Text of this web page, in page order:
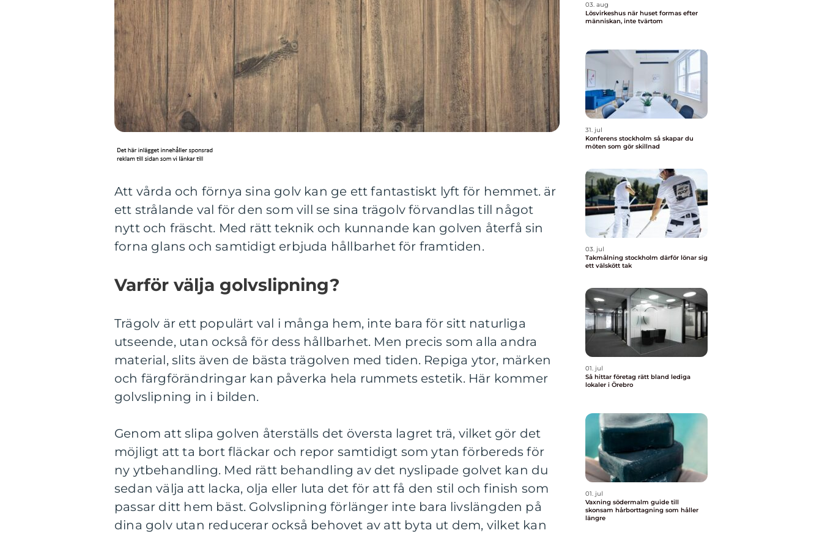
Att vårda och förnya sina golv kan ge ett fantastiskt lyft för hemmet. är
ett strålande val för den som vill se sina trägolv förvandlas till något
nytt och fräscht. Med rätt teknik och kunnande kan golven återfå sin
forna glans och samtidigt erbjuda hållbarhet för framtiden.
Varför välja golvslipning?
Trägolv är ett populärt val i många hem, inte bara för sitt naturliga
utseende, utan också för dess hållbarhet. Men precis som alla andra
material, slits även de bästa trägolven med tiden. Repiga ytor, märken
och färgförändringar kan påverka hela rummets estetik. Här kommer
golvslipning in i bilden.
Genom att slipa golven återställs det översta lagret trä, vilket gör det
möjligt att ta bort fläckar och repor samtidigt som ytan förbereds för
ny ytbehandling. Med rätt behandling av det nyslipade golvet kan du
sedan välja att lacka, olja eller luta det för att få den stil och finish som
passar ditt hem bäst. Golvslipning förlänger inte bara livslängden på
dina golv utan reducerar också behovet av att byta ut dem, vilket kan
03. aug
Lösvirkeshus när huset formas efter
människan, inte tvärtom
31. jul
Konferens stockholm så skapar du
möten som gör skillnad
03. jul
Takmålning stockholm därför lönar sig
ett välskött tak
01. jul
Så hittar företag rätt bland lediga
lokaler i Örebro
01. jul
Vaxning södermalm guide till
skonsam hårborttagning som håller
längre